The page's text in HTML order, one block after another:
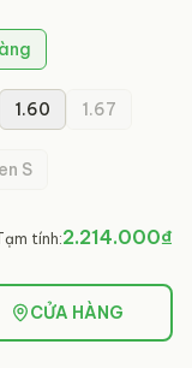
1.60 1.67
S
tính:2.214.000₫
CỬA HÀNG